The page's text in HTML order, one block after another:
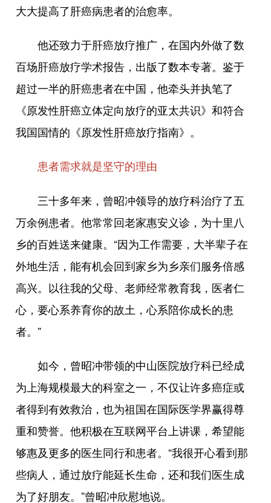
大大提高了肝癌病患者的治愈率。
他还致力于肝癌放疗推广，在国内外做了数
百场肝癌放疗学术报告，出版了数本专著。鉴于
超过一半的肝癌患者在中国，他牵头并执笔了
《原发性肝癌立体定向放疗的亚太共识》和符合
我国国情的《原发性肝癌放疗指南》。
患者需求就是坚守的理由
三十多年来，曾昭冲领导的放疗科治疗了五
万余例患者。他常常回老家惠安义诊，为十里八
乡的百姓送来健康。“因为工作需要，大半辈子在
外地生活，能有机会回到家乡为乡亲们服务倍感
高兴。以往我的父母、老师经常教育我，医者仁
心，要心系养育你的故土，心系陪你成长的患
者。”
如今，曾昭冲带领的中山医院放疗科已经成
为上海规模最大的科室之一，不仅让许多癌症或
者得到有效救治，也为祖国在国际医学界赢得尊
重和赞誉。他积极在互联网平台上讲课，希望能
够惠及更多的医生同行和患者。“我很开心看到那
些病人，通过放疗能延长生命，还和我们医生成
为了好朋友。”曾昭冲欣慰地说。